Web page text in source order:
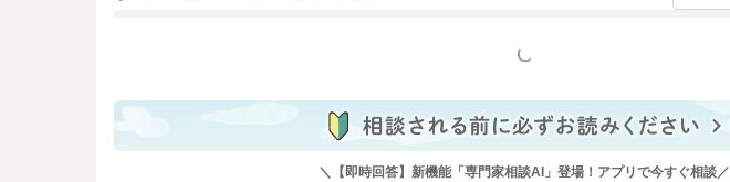
もっと見る
＼【即時回答】新機能「専門家相談AI」登場！アプリで今すぐ相談／